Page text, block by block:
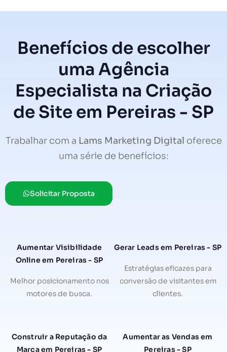
Benefícios de escolher
uma Agência
Especialista na Criação
de Site em Pereiras - SP
Trabalhar com a Lams Marketing Digital oferece
uma série de benefícios:
Solicitar Proposta
Aumentar Visibilidade
Online em Pereiras - SP
Melhor posicionamento nos
motores de busca.
Gerar Leads em Pereiras - SP
Estratégias eficazes para
conversão de visitantes em
clientes.
Construir a Reputação da
Marca em Pereiras - SP
Aumentar as Vendas em
Pereiras - SP